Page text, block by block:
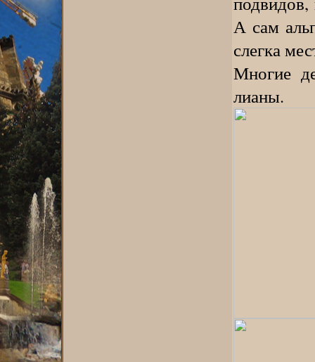
А сам
слегка
Многие
лианы.